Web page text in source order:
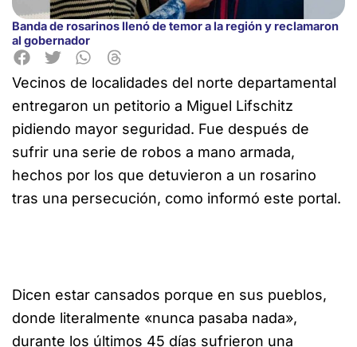
Banda de rosarinos llenó de temor a la región y reclamaron
al gobernador
Vecinos de localidades del norte departamental
entregaron un petitorio a Miguel Lifschitz
pidiendo mayor seguridad. Fue después de
sufrir una serie de robos a mano armada,
hechos por los que detuvieron a un rosarino
tras una persecución, como informó este portal.
Dicen estar cansados porque en sus pueblos,
donde literalmente «nunca pasaba nada»,
durante los últimos 45 días sufrieron una